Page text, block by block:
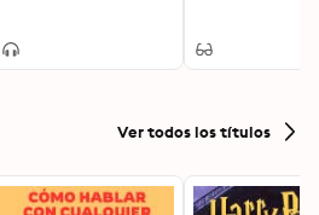
Ver todos los títulos